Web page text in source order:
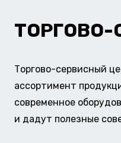
Торгово-сервисный
ассортимент
современное
и дадут полезные